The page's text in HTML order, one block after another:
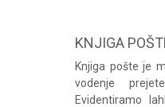
KNJIGA
Knjiga pošte je
vodenje
Evidentiramo